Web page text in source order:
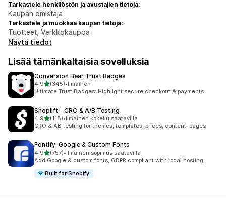
Tarkastele henkilöstön ja avustajien tietoja:
Kaupan omistaja
Tarkastele ja muokkaa kaupan tietoja:
Tuotteet, Verkkokauppa
Näytä tiedot
Lisää tämänkaltaisia sovelluksia
Conversion Bear Trust Badges
4,9/ 5 tähteä
(345)
345 arvostelua yhteensä
•Ilmainen
Ultimate Trust Badges: Highlight secure checkout & payments
Shoplift ‑ CRO & A/B Testing
4,9/ 5 tähteä
(118)
118 arvostelua yhteensä
•Ilmainen kokeilu saatavilla
CRO & AB testing for themes, templates, prices, content, pages
Fontify: Google & Custom Fonts
4,9/ 5 tähteä
(757)
757 arvostelua yhteensä
•Ilmainen sopimus saatavilla
Add Google & custom fonts, GDPR compliant with local hosting
Built for Shopify